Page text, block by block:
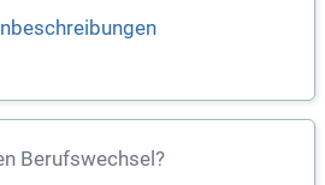
Berufswechsel?